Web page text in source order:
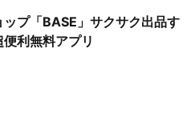
ップ「BASE」サクサク出品す
利無料アプリ